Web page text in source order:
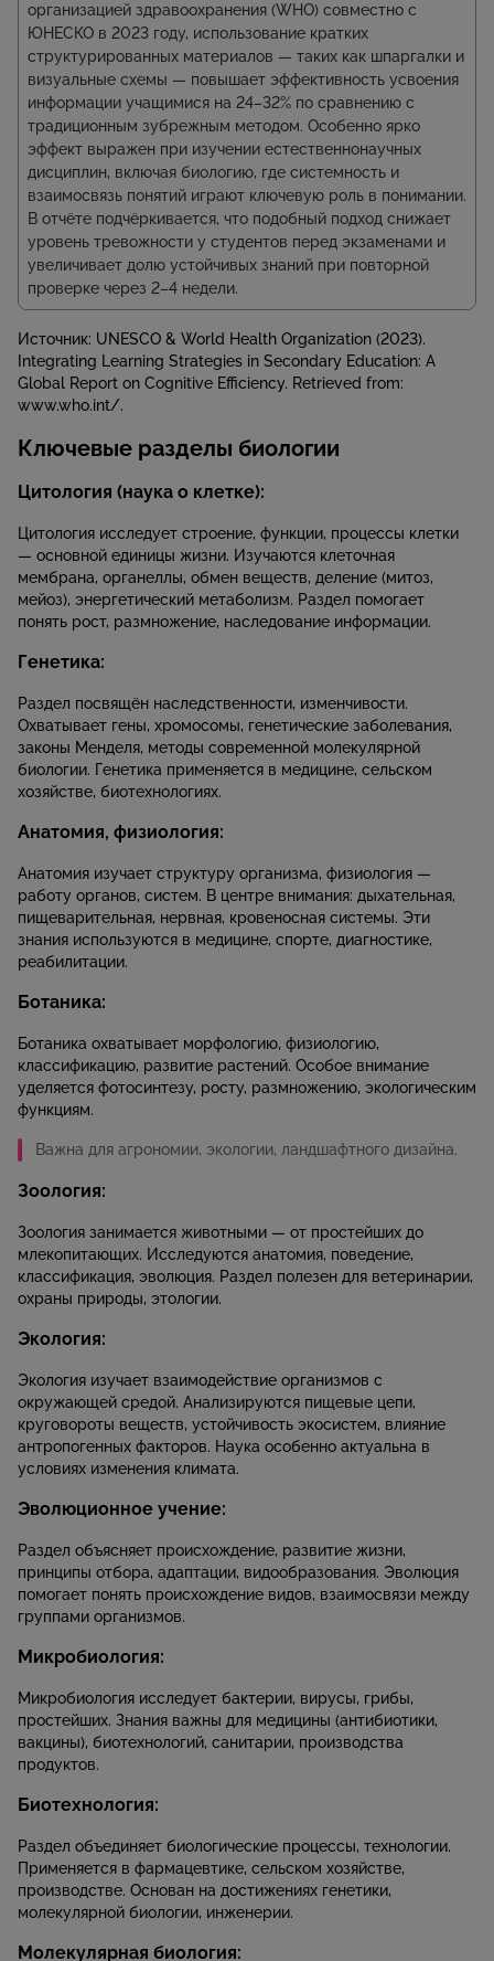
организацией здравоохранения (WHO) совместно с
ЮНЕСКО в 2023 году, использование кратких
структурированных материалов — таких как шпаргалки и
визуальные схемы — повышает эффективность усвоения
информации учащимися на 24–32% по сравнению с
традиционным зубрежным методом. Особенно ярко
эффект выражен при изучении естественнонаучных
дисциплин, включая биологию, где системность и
взаимосвязь понятий играют ключевую роль в понимании.
В отчёте подчёркивается, что подобный подход снижает
уровень тревожности у студентов перед экзаменами и
увеличивает долю устойчивых знаний при повторной
проверке через 2–4 недели.
Источник: UNESCO & World Health Organization (2023).
Integrating Learning Strategies in Secondary Education: A
Global Report on Cognitive Efficiency. Retrieved from:
www.who.int/.
Ключевые разделы биологии
Цитология (наука о клетке):
Цитология исследует строение, функции, процессы клетки
— основной единицы жизни. Изучаются клеточная
мембрана, органеллы, обмен веществ, деление (митоз,
мейоз), энергетический метаболизм. Раздел помогает
понять рост, размножение, наследование информации.
Генетика:
Раздел посвящён наследственности, изменчивости.
Охватывает гены, хромосомы, генетические заболевания,
законы Менделя, методы современной молекулярной
биологии. Генетика применяется в медицине, сельском
хозяйстве, биотехнологиях.
Анатомия, физиология:
Анатомия изучает структуру организма, физиология —
работу органов, систем. В центре внимания: дыхательная,
пищеварительная, нервная, кровеносная системы. Эти
знания используются в медицине, спорте, диагностике,
реабилитации.
Ботаника:
Ботаника охватывает морфологию, физиологию,
классификацию, развитие растений. Особое внимание
уделяется фотосинтезу, росту, размножению, экологическим
функциям.
Важна для агрономии, экологии, ландшафтного дизайна.
Зоология:
Зоология занимается животными — от простейших до
млекопитающих. Исследуются анатомия, поведение,
классификация, эволюция. Раздел полезен для ветеринарии,
охраны природы, этологии.
Экология:
Экология изучает взаимодействие организмов с
окружающей средой. Анализируются пищевые цепи,
круговороты веществ, устойчивость экосистем, влияние
антропогенных факторов. Наука особенно актуальна в
условиях изменения климата.
Эволюционное учение:
Раздел объясняет происхождение, развитие жизни,
принципы отбора, адаптации, видообразования. Эволюция
помогает понять происхождение видов, взаимосвязи между
группами организмов.
Микробиология:
Микробиология исследует бактерии, вирусы, грибы,
простейших. Знания важны для медицины (антибиотики,
вакцины), биотехнологий, санитарии, производства
продуктов.
Биотехнология:
Раздел объединяет биологические процессы, технологии.
Применяется в фармацевтике, сельском хозяйстве,
производстве. Основан на достижениях генетики,
молекулярной биологии, инженерии.
Молекулярная биология: